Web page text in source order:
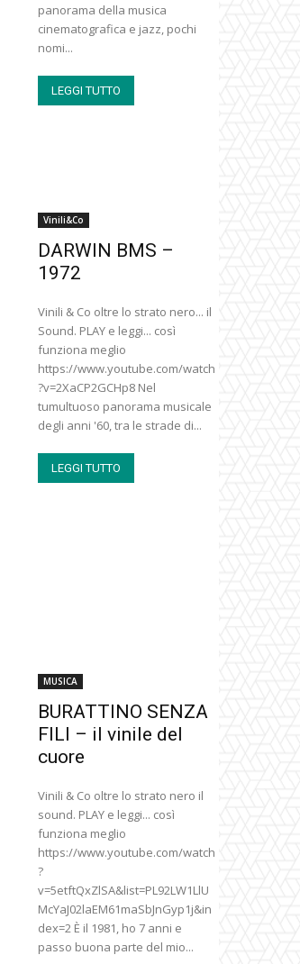
panorama della musica
cinematografica e jazz, pochi
nomi...
LEGGI TUTTO
Vinili&Co
DARWIN BMS –
1972
Vinili & Co oltre lo strato nero... il
Sound. PLAY e leggi... così
funziona meglio
https://www.youtube.com/watch
?v=2XaCP2GCHp8 Nel
tumultuoso panorama musicale
degli anni '60, tra le strade di...
LEGGI TUTTO
MUSICA
BURATTINO SENZA
FILI – il vinile del
cuore
Vinili & Co oltre lo strato nero il
sound. PLAY e leggi... così
funziona meglio
https://www.youtube.com/watch
?
v=5etftQxZlSA&list=PL92LW1LlU
McYaJ02laEM61maSbJnGyp1j&in
dex=2 È il 1981, ho 7 anni e
passo buona parte del mio...